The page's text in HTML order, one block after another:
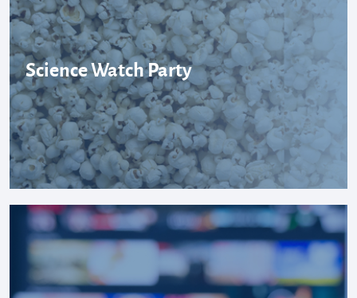
Science Watch Party